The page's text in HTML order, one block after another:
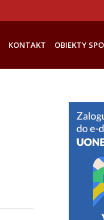
KONTAKT OBIEKTY